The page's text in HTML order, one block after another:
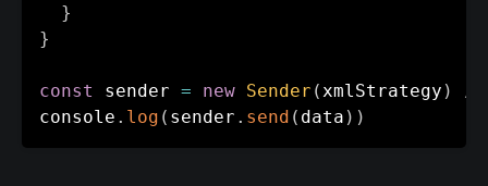
}
}
const sender = new Sender (xmlStrategy )
//
console . log ( sender . send ( data ) )